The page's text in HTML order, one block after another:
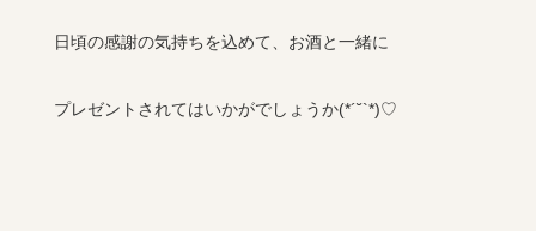
日頃の感謝の気持ちを込めて、お酒と一緒に
プレゼントされてはいかがでしょうか(*´˘`*)♡